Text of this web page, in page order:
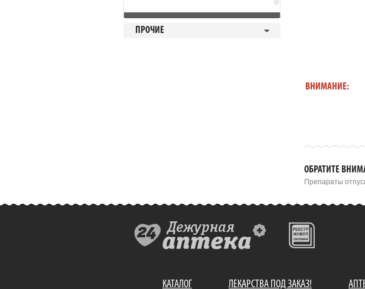
ПРОЧИЕ
ВНИМАНИЕ:
ОБРАТИТЕ
Препараты
КАТАЛОГ ЛЕКАРСТВА ПОД ЗАКАЗ!